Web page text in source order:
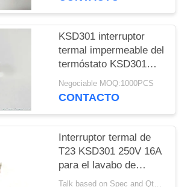
KSD301 interruptor
termal impermeable del
termóstato KSD301
para la tostadora
Negociable MOQ:1000PCS
CONTACTO
Interruptor termal de
T23 KSD301 250V 16A
para el lavabo de
lavado de los pies
Talk based on Spec and Qty. MOQ:1000pcs, pero también Qty experimental del funcionamiento de la ayuda.